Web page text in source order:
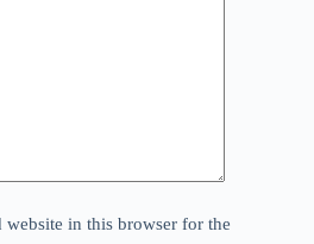
website in this browser for the